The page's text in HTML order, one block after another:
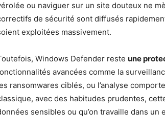
ou naviguer sur un site douteux ne
de sécurité sont diffusés
exploitées massivement.
Windows Defender reste une
avancées comme la
ransomwares ciblés, ou l’analyse
avec des habitudes prudentes,
sensibles ou qu’on travaille dans